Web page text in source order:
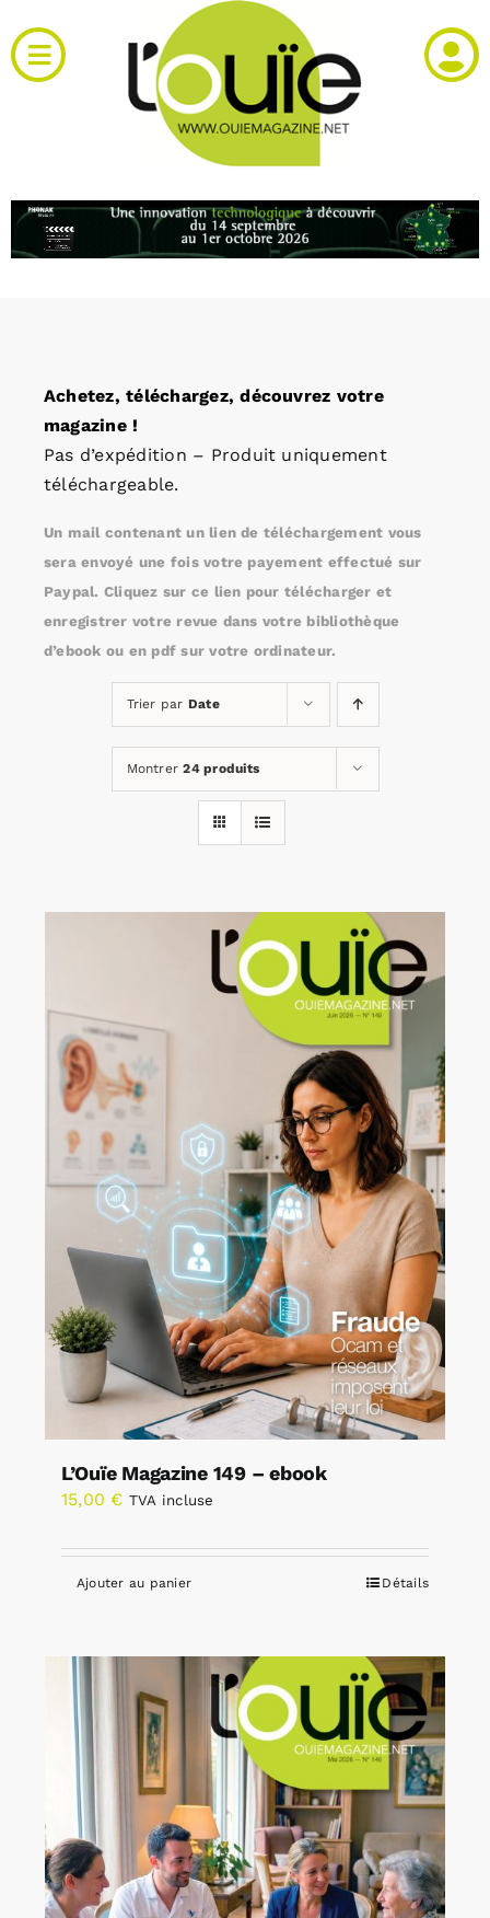
au
contenu
Toggle
Navigation
RH et emploi
Agenda
Kiosque
Annonces emploi
Achetez, téléchargez, découvrez votre
magazine !
Pas d’expédition – Produit uniquement
téléchargeable.
Un mail contenant un lien de téléchargement vous
sera envoyé une fois votre payement effectué sur
Paypal. Cliquez sur ce lien pour télécharger et
enregistrer votre revue dans votre bibliothèque
d’ebook ou en pdf sur votre ordinateur.
Trier par Date
Montrer24 produits
L’Ouïe Magazine 149 – ebook
15,00 € TVA incluse
Ajouter au panier Détails